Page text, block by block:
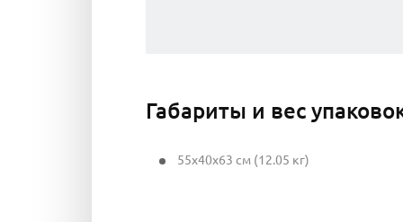
Габариты и вес
55x40x63 см (12.05 кг)